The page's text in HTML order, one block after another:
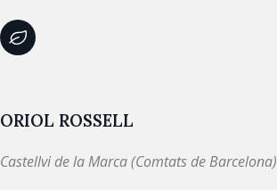
ORIOL ROSSELL
Castellvi de la Marca (Comtats de Barcelona)